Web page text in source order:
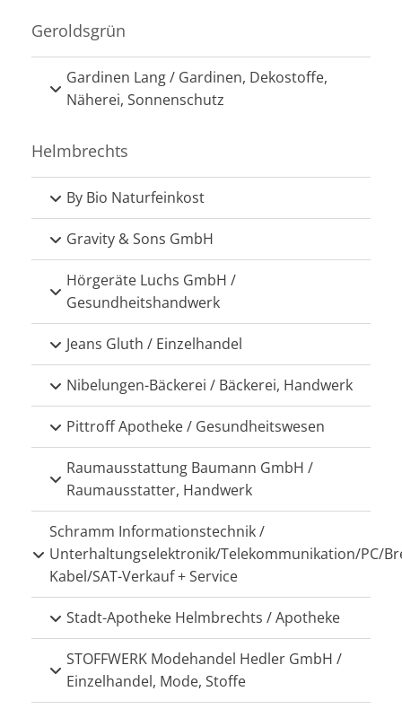
Geroldsgrün
Gardinen Lang / Gardinen, Dekostoffe,
Näherei, Sonnenschutz
Helmbrechts
By Bio Naturfeinkost
Gravity & Sons GmbH
Hörgeräte Luchs GmbH /
Gesundheitshandwerk
Jeans Gluth / Einzelhandel
Nibelungen-Bäckerei / Bäckerei, Handwerk
Pittroff Apotheke / Gesundheitswesen
Raumausstattung Baumann GmbH /
Raumausstatter, Handwerk
Schramm Informationstechnik /
Unterhaltungselektronik/Telekommunikation/PC/
Kabel/SAT-Verkauf + Service
Stadt-Apotheke Helmbrechts / Apotheke
STOFFWERK Modehandel Hedler GmbH /
Einzelhandel, Mode, Stoffe